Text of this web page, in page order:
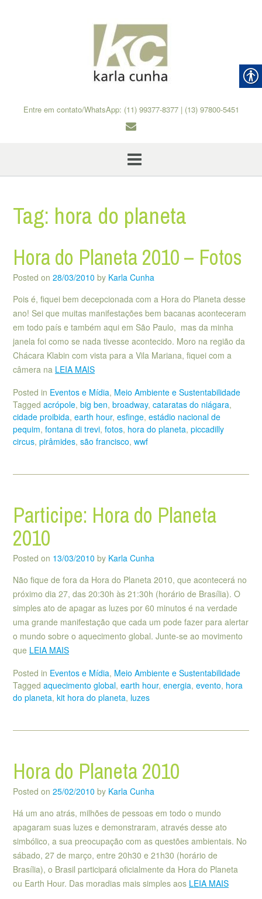
Entre em contato/WhatsApp: (11) 99377-8377 | (13) 97800-5451
Tag: hora do planeta
Hora do Planeta 2010 – Fotos
Posted on 28/03/2010 by Karla Cunha
Pois é, fiquei bem decepcionada com a Hora do Planeta desse
ano! Sei que muitas manifestações bem bacanas aconteceram
em todo país e também aqui em São Paulo, mas da minha
janela foi como se nada tivesse acontecido. Moro na região da
Chácara Klabin com vista para a Vila Mariana, fiquei com a
câmera na LEIA MAIS
Posted in Eventos e Mídia, Meio Ambiente e Sustentabilidade
Tagged acrópole, big ben, broadway, cataratas do niágara,
cidade proibida, earth hour, esfinge, estádio nacional de
pequim, fontana di trevi, fotos, hora do planeta, piccadilly
circus, pirâmides, são francisco, wwf
Participe: Hora do Planeta
2010
Posted on 13/03/2010 by Karla Cunha
Não fique de fora da Hora do Planeta 2010, que acontecerá no
próximo dia 27, das 20:30h às 21:30h (horário de Brasília). O
simples ato de apagar as luzes por 60 minutos é na verdade
uma grande manifestação que cada um pode fazer para alertar
o mundo sobre o aquecimento global. Junte-se ao movimento
que LEIA MAIS
Posted in Eventos e Mídia, Meio Ambiente e Sustentabilidade
Tagged aquecimento global, earth hour, energia, evento, hora
do planeta, kit hora do planeta, luzes
Hora do Planeta 2010
Posted on 25/02/2010 by Karla Cunha
Há um ano atrás, milhões de pessoas em todo o mundo
apagaram suas luzes e demonstraram, através desse ato
simbólico, a sua preocupação com as questões ambientais. No
sábado, 27 de março, entre 20h30 e 21h30 (horário de
Brasília), o Brasil participará oficialmente da Hora do Planeta
ou Earth Hour. Das moradias mais simples aos LEIA MAIS